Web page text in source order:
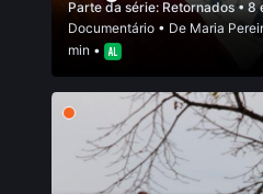
Parte da série: Retornados • 8
Documentário • De Maria
min •